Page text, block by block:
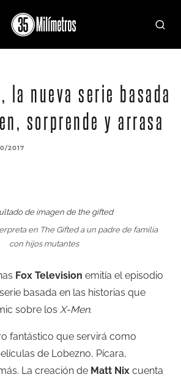
la nueva serie basada
sorprende y arrasa
2017
en The Gifteda un padre de familia
con hijos mutantes
Fox Television emitía el episodio
basada en las historias que
sobre los X-Men.
fantástico que servirá como
de Lobezno, Pícara,
La creación de Matt Nix cuenta